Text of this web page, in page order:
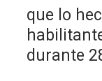
que lo
durante